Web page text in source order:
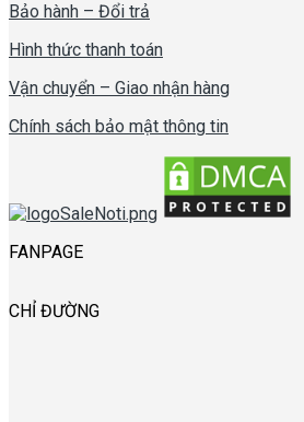
Bảo hành – Đổi trả
Hình thức thanh toán
Vận chuyển – Giao nhận hàng
Chính sách bảo mật thông tin
FANPAGE
CHỈ ĐƯỜNG